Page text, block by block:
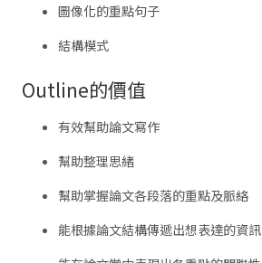
圖像化的重點句子
結構模式
Outline的價值
有效幫助論文寫作
幫助整理思緒
幫助掌握論文各段落的重點及脈絡
能根據論文結構傳遞出想表達的資訊